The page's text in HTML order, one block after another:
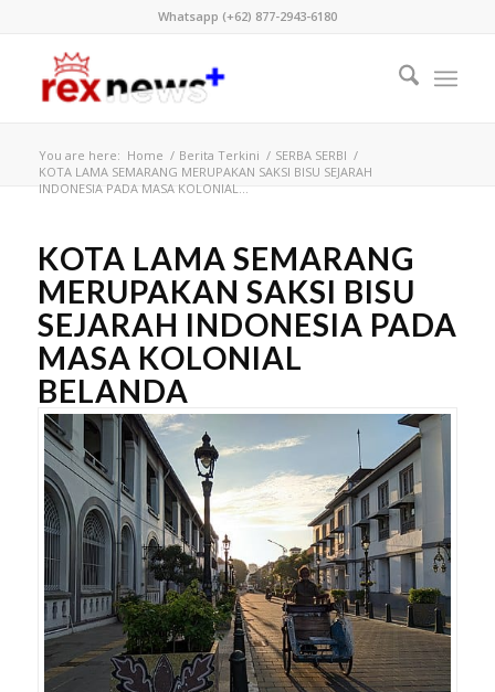
Whatsapp (+62) 877-2943-6180
You are here: Home / Berita Terkini / SERBA SERBI /
KOTA LAMA SEMARANG MERUPAKAN SAKSI BISU SEJARAH
INDONESIA PADA MASA KOLONIAL...
KOTA LAMA SEMARANG
MERUPAKAN SAKSI BISU
SEJARAH INDONESIA PADA
MASA KOLONIAL
BELANDA